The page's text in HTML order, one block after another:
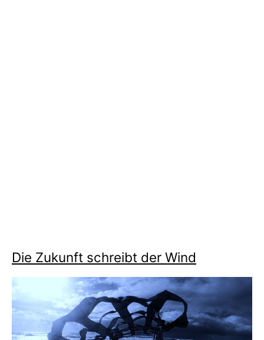
Die Zukunft schreibt der Wind